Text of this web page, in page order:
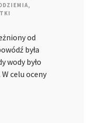
,
od
była
wody było
celu oceny